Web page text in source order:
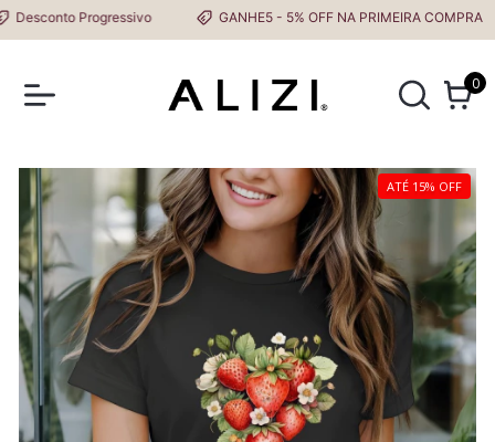
Progressivo GANHE5 - 5% OFF NA PRIMEIRA COMPRA
0
ATÉ 15% OFF